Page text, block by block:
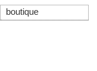
boutique